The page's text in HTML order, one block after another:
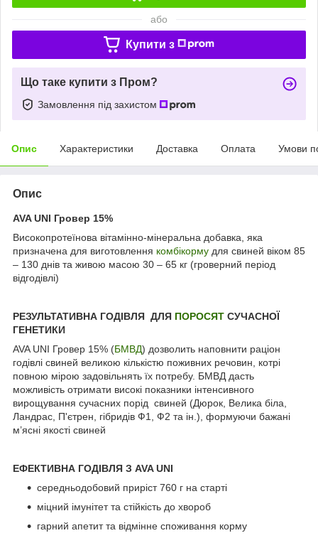
або
Купити з
Що таке купити з Пром?
Замовлення під захистом
Опис Характеристики Доставка Оплата Умови
Опис
AVA UNI Гровер 15%
Високопротеїнова вітамінно-мінеральна добавка, яка
призначена для виготовлення комбікорму для свиней віком 85
– 130 днів та живою масою 30 – 65 кг (гроверний період
відгодівлі)
РЕЗУЛЬТАТИВНА ГОДІВЛЯ ДЛЯ ПОРОСЯТ СУЧАСНОЇ
ГЕНЕТИКИ
AVA UNI Гровер 15% (БМВД) дозволить наповнити раціон
годівлі свиней великою кількістю поживних речовин, котрі
повною мірою задовільнять їх потребу. БМВД дасть
можливість отримати високі показники інтенсивного
вирощування сучасних порід свиней (Дюрок, Велика біла,
Ландрас, П'єтрен, гібридів Ф1, Ф2 та ін.), формуючи бажані
м’ясні якості свиней
ЕФЕКТИВНА ГОДІВЛЯ З AVA UNI
середньодобовий приріст 760 г на старті
міцний імунітет та стійкість до хвороб
гарний апетит та відмінне споживання корму